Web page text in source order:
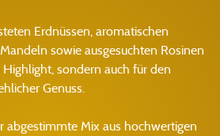
Erdnüssen, aromatischen
sowie ausgesuchten Rosinen
sondern auch für den
Genuss.
abgestimmte Mix aus hochwertigen